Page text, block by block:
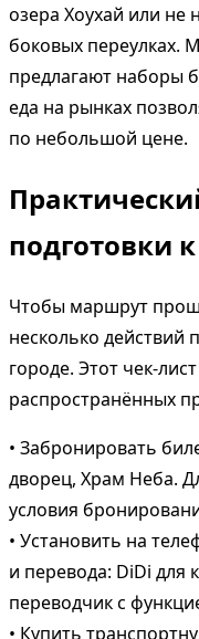
озера Хоухай или не
боковых переулках.
предлагают наборы
еда на рынках
по небольшой цене.
подготовки
Чтобы маршрут
несколько действий
городе. Этот чек-
распространённых
• Забронировать
дворец, Храм Неба.
условия
• Установить на
и перевода: DiDi для
переводчик с
• Купить